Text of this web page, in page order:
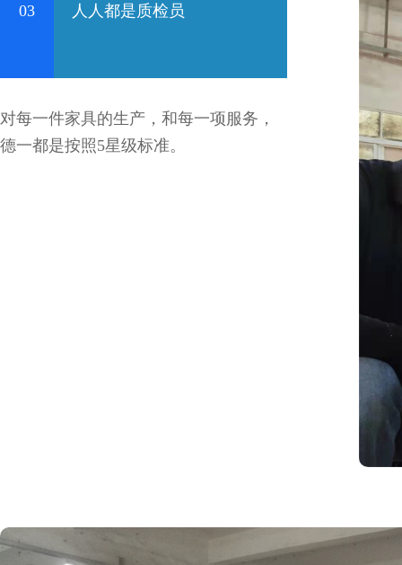
03 人人都是质检员
对每一件家具的生产，和每一项服务，
德一都是按照5星级标准。